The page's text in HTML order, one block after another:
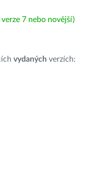
7 nebo novější)
vydaných verzích: